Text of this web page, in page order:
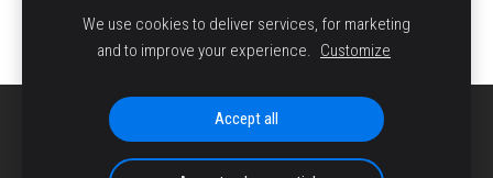
SĪKDATNES
We use cookies to deliver services, for marketing
and to improve your experience. Customize
Accept all